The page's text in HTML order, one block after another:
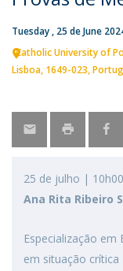
Tuesday , 25 de June
Catholic University of
Lisboa 1649-023
25 de julho |
Ana Rita Ribeiro
Especialização
em situação crítica